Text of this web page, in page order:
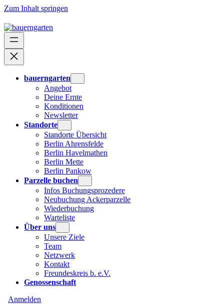
Zum Inhalt springen
bauerngarten
Angebot
Deine Ernte
Konditionen
Newsletter
Standorte
Standorte Übersicht
Berlin Ahrensfelde
Berlin Havelmathen
Berlin Mette
Berlin Pankow
Parzelle buchen
Infos Buchungsprozedere
Neubuchung Ackerparzelle
Wiederbuchung
Warteliste
Über uns
Unsere Ziele
Team
Netzwerk
Kontakt
Freundeskreis b. e.V.
Genossenschaft
Anmelden